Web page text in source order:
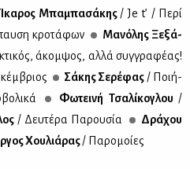
Ίκα­ρος Μπα­μπα­σά­κης / Je t’ / Πε­ρί
κρο­τά­φων
Μα­νό­λης Ξε­ξά­
άκομ­ψος, αλ­λά συγ­γρα­φέ­ας!
Σά­κης Σε­ρέ­φας / Ποι­ή­
Φω­τει­νή Τσα­λί­κο­γλου /
/ Δευ­τέ­ρα Πα­ρου­σία
Δρά­χου
Χου­λιά­ρας/ Πα­ρο­μοί­ες